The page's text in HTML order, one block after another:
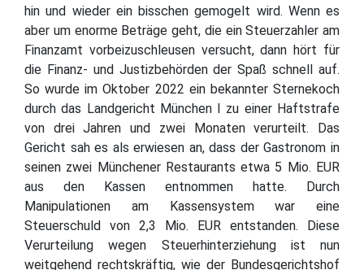
hin und wieder ein bisschen gemogelt wird. Wenn es
aber um enorme Beträge geht, die ein Steuerzahler am
Finanzamt vorbeizuschleusen versucht, dann hört für
die Finanz- und Justizbehörden der Spaß schnell auf.
So wurde im Oktober 2022 ein bekannter Sternekoch
durch das Landgericht München I zu einer Haftstrafe
von drei Jahren und zwei Monaten verurteilt. Das
Gericht sah es als erwiesen an, dass der Gastronom in
seinen zwei Münchener Restaurants etwa 5 Mio. EUR
aus den Kassen entnommen hatte. Durch
Manipulationen am Kassensystem war eine
Steuerschuld von 2,3 Mio. EUR entstanden. Diese
Verurteilung wegen Steuerhinterziehung ist nun
weitgehend rechtskräftig, wie der Bundesgerichtshof